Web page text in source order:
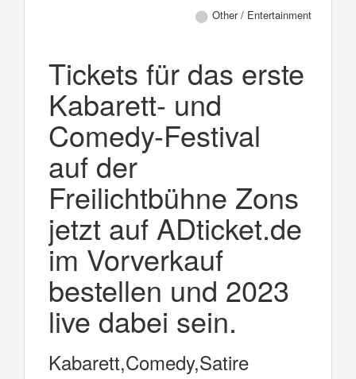
Other / Entertainment
Tickets für das erste
Kabarett- und
Comedy-Festival
auf der
Freilichtbühne Zons
jetzt auf ADticket.de
im Vorverkauf
bestellen und 2023
live dabei sein.
Kabarett,Comedy,Satire